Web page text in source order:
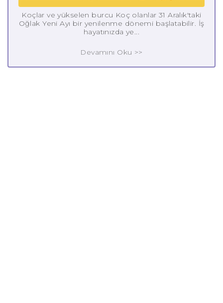
Koçlar ve yükselen burcu Koç olanlar 31 Aralık'taki
Oğlak Yeni Ayı bir yenilenme dönemi başlatabilir. İş
hayatınızda ye...
Devamını Oku >>